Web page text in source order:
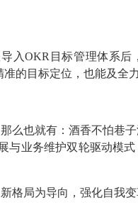
入OKR目标管理体系后
的目标定位，也能及全
么也就有：酒香不怕巷
与业务维护双轮驱动模
格局为导向，强化自我